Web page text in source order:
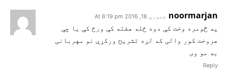
noormarjan جنوري 18, 2016 At 6:19 pm
په څومره وخت کې دوه ځله هفته کې ورځ کې یا چې
هروخت کور والی که لږه تشریح ورکړې نو مهربانی
به مو وی
Reply